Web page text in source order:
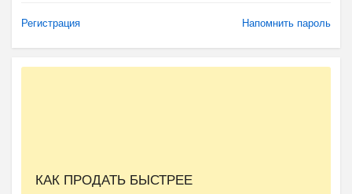
Регистрация Напомнить пароль
КАК ПРОДАТЬ БЫСТРЕЕ